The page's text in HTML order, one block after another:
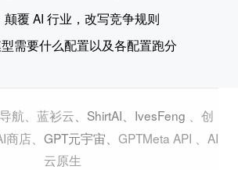
覆 AI 行业，改写竞争规则
需要什么配置以及各配置跑分
航 蓝衫云 ShirtAI IvesFeng
创
商店、 GPT元宇宙 GPTMeta API
AI
云原生